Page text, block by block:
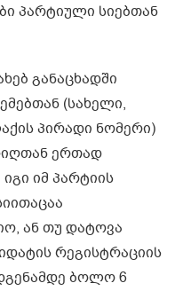
პარტიული სიებთან
განაცხადში
(სახელი,
პირადი ნომერი)
ერთად
იმ პარტიის
ან თუ დატოვა
რეგისტრაციის
ბოლო 6